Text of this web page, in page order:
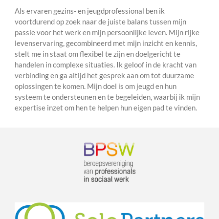
Als ervaren gezins- en jeugdprofessional ben ik
voortdurend op zoek naar de juiste balans tussen mijn
passie voor het werk en mijn persoonlijke leven. Mijn rijke
levenservaring, gecombineerd met mijn inzicht en kennis,
stelt me in staat om flexibel te zijn en doelgericht te
handelen in complexe situaties. Ik geloof in de kracht van
verbinding en ga altijd het gesprek aan om tot duurzame
oplossingen te komen. Mijn doel is om jeugd en hun
systeem te ondersteunen en te begeleiden, waarbij ik mijn
expertise inzet om hen te helpen hun eigen pad te vinden.